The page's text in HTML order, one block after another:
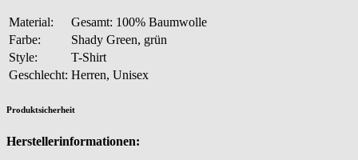
Material:
Gesamt: 100% Baumwolle
Farbe:
Shady Green, grün
Style:
T-Shirt
Geschlecht: Herren, Unisex
Produktsicherheit
Herstellerinformationen: